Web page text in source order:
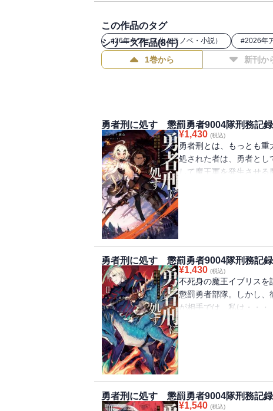
この作品のタグ
#26年冬アニメ化（ラノベ・小説） #2026年
シリーズ作品(8件)
1巻から 新刊か
勇者刑に処す 懲罰勇者9004隊刑務記録
¥1,430 (税込)
勇者刑とは、もっとも
処された者は、勇者と
して魔王軍を発生させ
とも蘇生され戦い続け
ルバーツは、戦の最中
テオリッタと出会い――
魔王を倒す」「その意気
ね」 二人が契約を交わ
くも熾烈な英雄の物語が
勇者刑に処す 懲罰勇者9004隊刑務記録II
¥1,430 (税込)
不死身の魔王イブリスを
懲罰勇者部隊。しかし、
が相手では、私は・・・
な、雑魚が群れたとこ
陰謀の渦に巻き込まれ
勇者刑に処す 懲罰勇者9004隊刑務記録
¥1,540 (税込)